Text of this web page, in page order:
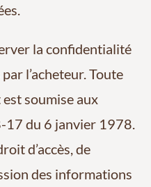
la confidentialité
l’acheteur. Toute
soumise aux
17 du 6 janvier 1978.
d’accès, de
des informations